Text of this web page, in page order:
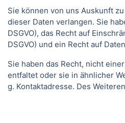
Sie können von uns Auskunft
dieser Daten verlangen. Sie
DSGVO), das Recht auf
DSGVO) und ein Recht auf
Sie haben das Recht, nicht
entfaltet oder sie in ähnlicher
g. Kontaktadresse. Des